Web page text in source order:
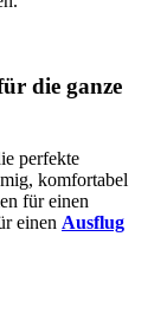
die ganze
perfekte
komfortabel
für einen
einen Ausflug